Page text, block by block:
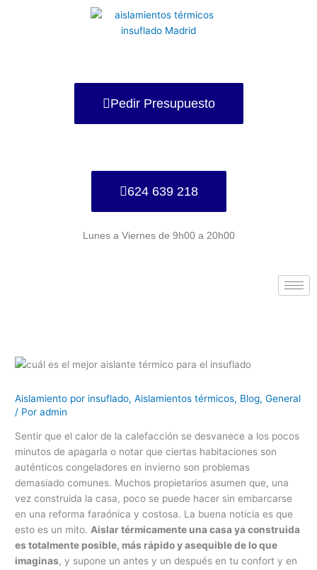
Pedir Presupuesto
624 639 218
Lunes a Viernes de 9h00 a 20h00
Aislamiento por insuflado,Aislamientos térmicos, Blog,General
/ Poradmin
Sentir que el calor de la calefacción se desvanece a los pocos
minutos de apagarla o notar que ciertas habitaciones son
auténticos congeladores en invierno son problemas
demasiado comunes. Muchos propietarios asumen que, una
vez construida la casa, poco se puede hacer sin embarcarse
en una reforma faraónica y costosa. La buena noticia es que
esto es un mito.Aislar térmicamente una casa ya construida
es totalmente posible, más rápido y asequible de lo que
imaginas, y supone un antes y un después en tu confort y en